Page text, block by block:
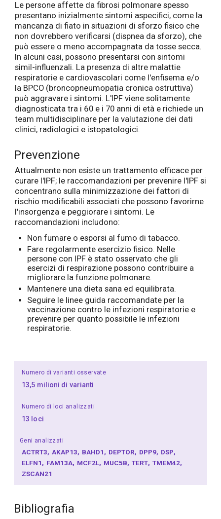
Le persone affette da fibrosi polmonare spesso
presentano inizialmente sintomi aspecifici, come la
mancanza di fiato in situazioni di sforzo fisico che
non dovrebbero verificarsi (dispnea da sforzo), che
può essere o meno accompagnata da tosse secca.
In alcuni casi, possono presentarsi con sintomi
simil-influenzali. La presenza di altre malattie
respiratorie e cardiovascolari come l'enfisema e/o
la BPCO (broncopneumopatia cronica ostruttiva)
può aggravare i sintomi. L'IPF viene solitamente
diagnosticata tra i 60 e i 70 anni di età e richiede un
team multidisciplinare per la valutazione dei dati
clinici, radiologici e istopatologici.
Prevenzione
Attualmente non esiste un trattamento efficace per
curare l'IPF; le raccomandazioni per prevenire l'IPF si
concentrano sulla minimizzazione dei fattori di
rischio modificabili associati che possono favorirne
l'insorgenza e peggiorare i sintomi. Le
raccomandazioni includono:
Non fumare o esporsi al fumo di tabacco.
Fare regolarmente esercizio fisico. Nelle
persone con IPF è stato osservato che gli
esercizi di respirazione possono contribuire a
migliorare la funzione polmonare.
Mantenere una dieta sana ed equilibrata.
Seguire le linee guida raccomandate per la
vaccinazione contro le infezioni respiratorie e
prevenire per quanto possibile le infezioni
respiratorie.
Numero di varianti osservate
13,5 milioni di varianti
Numero di loci analizzati
13 loci
Geni analizzati
ACTRT3 AKAP13 BAHD1 DEPTOR DPP9 DSP
ELFN1 FAM13A MCF2L MUC5B TERT TMEM42
ZSCAN21
Bibliografia